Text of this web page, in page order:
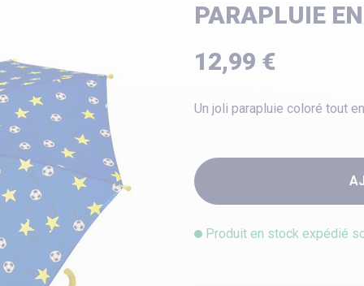
PARAPLUIE
12,99 €
Un joli parapluie coloré tout
Produit en stock expédié